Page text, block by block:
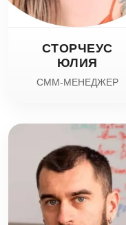
СТОРЧЕУС
ЮЛИЯ
СММ-МЕНЕДЖЕР